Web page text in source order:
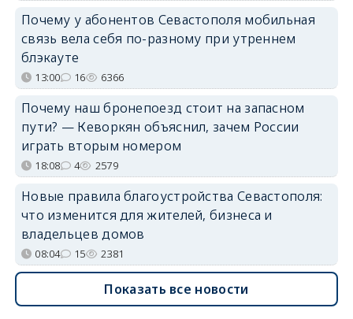
Почему у абонентов Севастополя мобильная
связь вела себя по-разному при утреннем
блэкауте
13:00 16 6366
Почему наш бронепоезд стоит на запасном
пути? — Кеворкян объяснил, зачем России
играть вторым номером
18:08 4 2579
Новые правила благоустройства Севастополя:
что изменится для жителей, бизнеса и
владельцев домов
08:04 15 2381
Показать все новости